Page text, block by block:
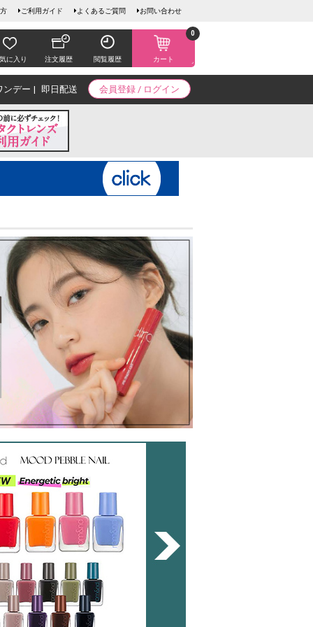
ご利用ガイド よくあるご質問 お問い合わせ
に入り 注文履歴 閲覧履歴 カート
0
会員登録 / ログイン
ンデー 即日配送